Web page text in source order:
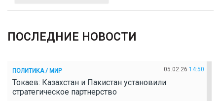
ПОСЛЕДНИЕ НОВОСТИ
ПОЛИТИКА / МИР 05.02.26 14:50
Токаев: Казахстан и Пакистан установили
стратегическое партнерство